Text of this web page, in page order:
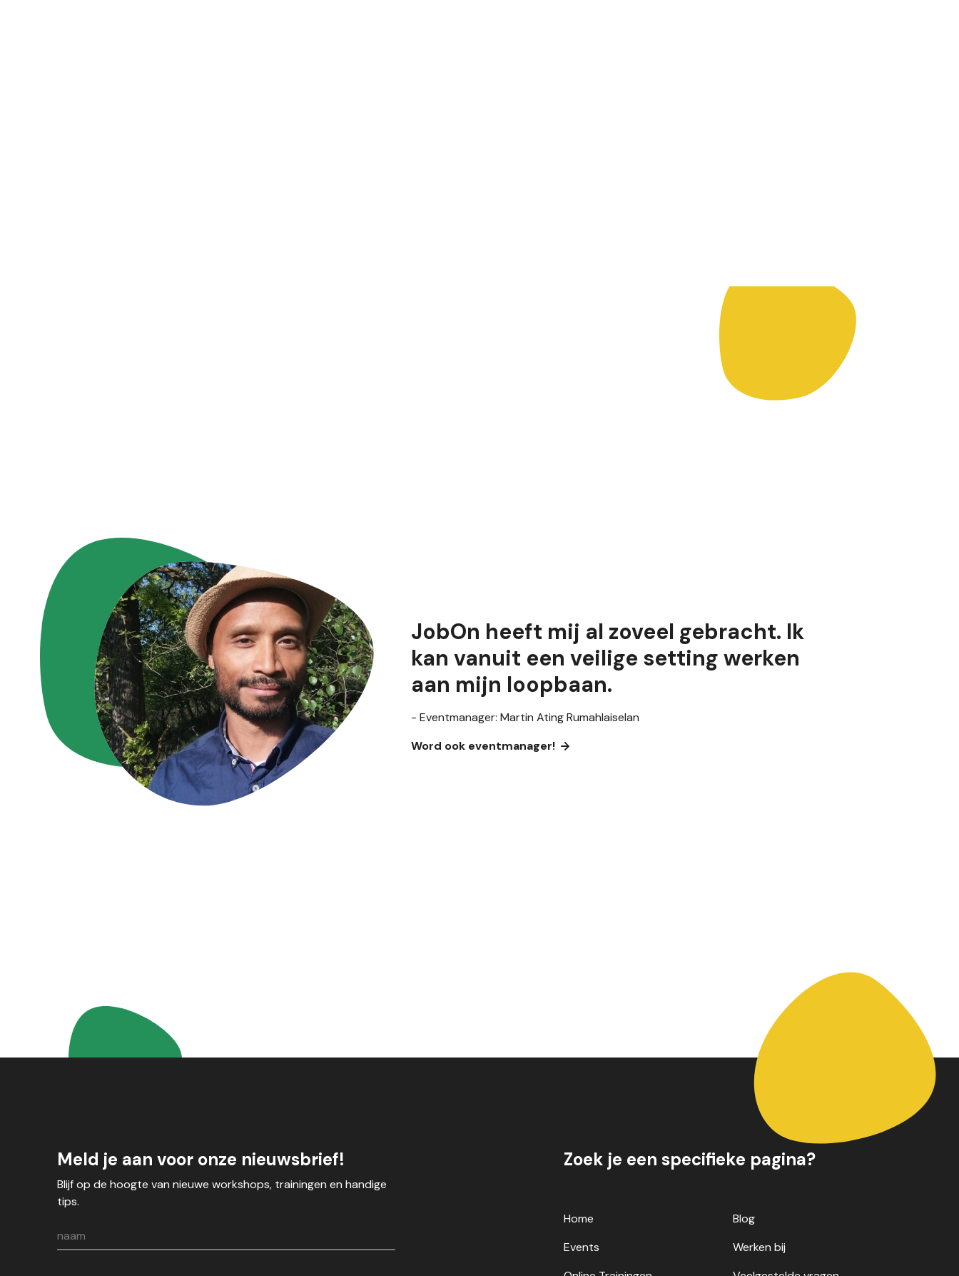
JobOn heeft mij al zoveel gebracht. Ik
kan vanuit een veilige setting werken
aan mijn loopbaan.
- Eventmanager: Martin Ating Rumahlaiselan
Word ook eventmanager!
Meld je aan voor onze nieuwsbrief!
Blijf op de hoogte van nieuwe workshops, trainingen en handige
tips.
naam
Zoek je een specifieke pagina?
Home
Events
Blog
Werken bij